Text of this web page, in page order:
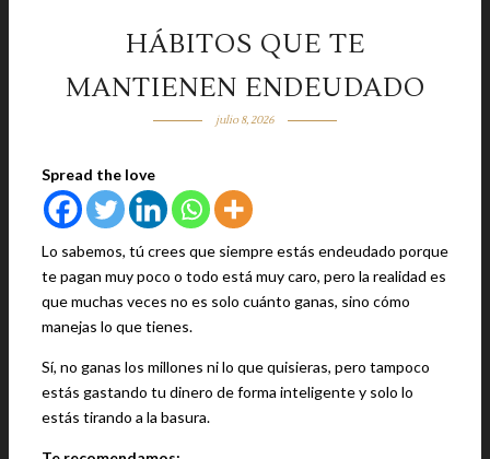
HÁBITOS QUE TE
MANTIENEN ENDEUDADO
julio 8, 2026
Spread the love
Lo sabemos, tú crees que siempre estás endeudado porque
te pagan muy poco o todo está muy caro, pero la realidad es
que muchas veces no es solo cuánto ganas, sino cómo
manejas lo que tienes.
Sí, no ganas los millones ni lo que quisieras, pero tampoco
estás gastando tu dinero de forma inteligente y solo lo
estás tirando a la basura.